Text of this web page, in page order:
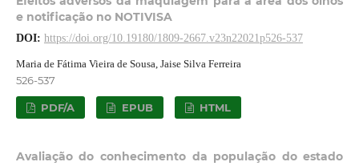
e notificação no NOTIVISA
DOI: https://doi.org/10.19180/1809-2667.v23n22021p526-537
Maria de Fátima Vieira de Sousa, Jaise Silva Ferreira
526-537
PDF/A EPUB HTML
Avaliação do conhecimento da população do estado